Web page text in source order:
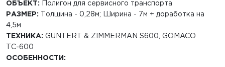
ОБЪЕКТ: Полигон для сервисного транспорта
РАЗМЕР:
Толщина - 0,28м; Ширина - 7м + доработка на
4,5м
ТЕХНИКА: GUNTERT & ZIMMERMAN S600, GOMACO
ТС-600
ОСОБЕННОСТИ: